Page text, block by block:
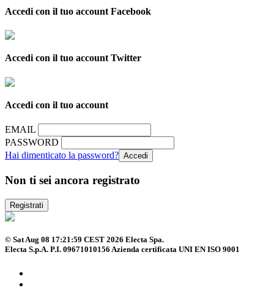
Accedi con il tuo account Facebook
Accedi con il tuo account Twitter
Accedi con il tuo account
EMAIL
PASSWORD
Hai dimenticato la password?
Non ti sei ancora registrato
Registrati
© Sat Aug 08 17:21:59 CEST 2026 Electa Spa.
Electa S.p.A. P.I. 09671010156 Azienda certificata UNI EN ISO 9001